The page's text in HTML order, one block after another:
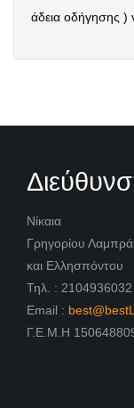
άδεια οδήγησης )
Νίκαια
Γρηγορίου
και Ελλησπόντου
Τηλ. : 2104936032
Email :
Γ.Ε.Μ.Η